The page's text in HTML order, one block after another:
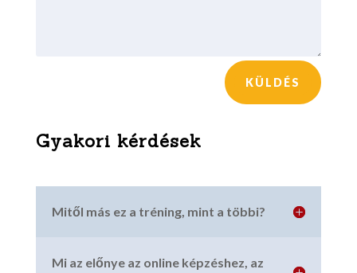
KÜLDÉS
Gyakori kérdések
Mitől más ez a tréning, mint a többi?
Mi az előnye az online képzéshez, az